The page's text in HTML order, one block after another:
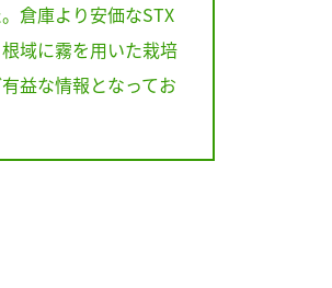
倉庫より安価なSTX
域に霧を用いた栽培
益な情報となってお